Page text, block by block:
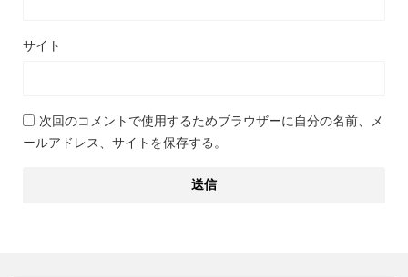
サイト
次回のコメントで使用するためブラウザーに自分の名前、メ
ールアドレス、サイトを保存する。